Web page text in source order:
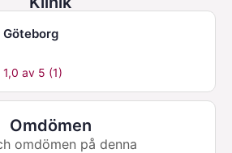
1,0 av 5 (1)
Omdömen
omdömen på denna